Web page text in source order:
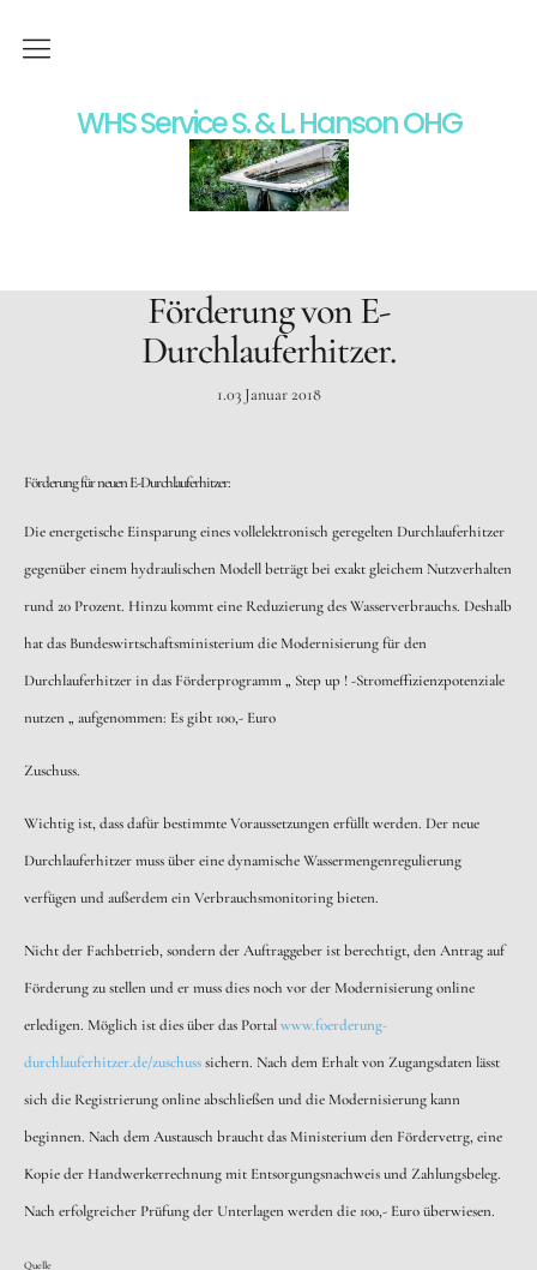
WHS Service S. & L. Hanson OHG
Home
Wir über uns
Badgestaltung
Impressum
Datenschutz
Kontakt
Twitter Facebook InstagramDatenschutz
Förderung von E-
Durchlauferhitzer.
1.03 Januar 2018
Förderung für neuen E-Durchlauferhitzer:
Die energetische Einsparung eines vollelektronisch geregelten Durchlauferhitzer
gegenüber einem hydraulischen Modell beträgt bei exakt gleichem Nutzverhalten
rund 20 Prozent. Hinzu kommt eine Reduzierung des Wasserverbrauchs. Deshalb
hat das Bundeswirtschaftsministerium die Modernisierung für den
Durchlauferhitzer in das Förderprogramm „ Step up ! -Stromeffizienzpotenziale
nutzen „ aufgenommen: Es gibt 100,- Euro
Zuschuss.
Wichtig ist, dass dafür bestimmte Voraussetzungen erfüllt werden. Der neue
Durchlauferhitzer muss über eine dynamische Wassermengenregulierung
verfügen und außerdem ein Verbrauchsmonitoring bieten.
Nicht der Fachbetrieb, sondern der Auftraggeber ist berechtigt, den Antrag auf
Förderung zu stellen und er muss dies noch vor der Modernisierung online
erledigen. Möglich ist dies über das Portalwww.foerderung-
durchlauferhitzer.de/zuschusssichern. Nach dem Erhalt von Zugangsdaten lässt
sich die Registrierung online abschließen und die Modernisierung kann
beginnen. Nach dem Austausch braucht das Ministerium den Fördervetrg, eine
Kopie der Handwerkerrechnung mit Entsorgungsnachweis und Zahlungsbeleg.
Nach erfolgreicher Prüfung der Unterlagen werden die 100,- Euro überwiesen.
Quelle